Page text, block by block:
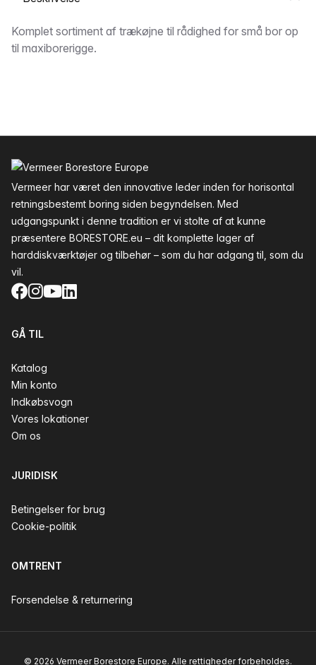
Beskrivelse
Komplet sortiment af trækøjne til rådighed for små bor op
til maxiborerigge.
Vermeer har været den innovative leder inden for horisontal
retningsbestemt boring siden begyndelsen. Med
udgangspunkt i denne tradition er vi stolte af at kunne
præsentere BORESTORE.eu – dit komplette lager af
harddiskværktøjer og tilbehør – som du har adgang til, som du
vil.
Facebook
Instagram
YouTube
LinkedIn
GÅ TIL
Katalog
Min konto
Indkøbsvogn
Vores lokationer
Om os
JURIDISK
Betingelser for brug
Cookie-politik
OMTRENT
Forsendelse & returnering
© 2026 Vermeer Borestore Europe. Alle rettigheder forbeholdes.